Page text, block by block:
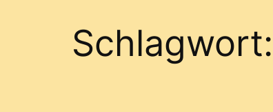
Schlagwort: